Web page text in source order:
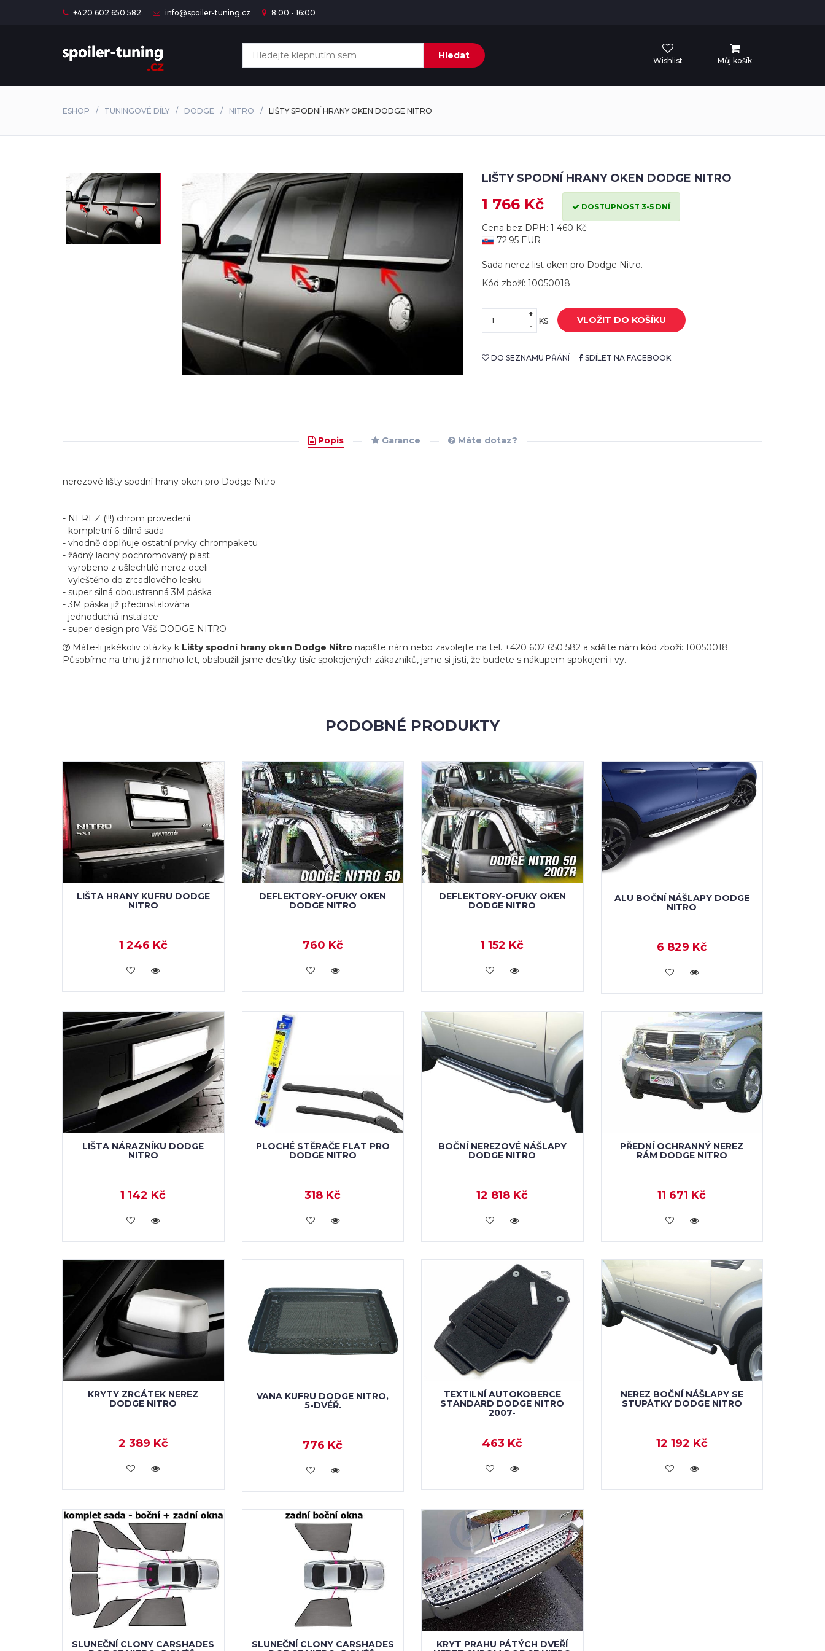
+420 602 650 582 info@spoiler-tuning.cz 8:00 - 16:00
Hledat Wishlist Můj košík
ESHOP TUNINGOVÉ DÍLY DODGE NITRO LIŠTY SPODNÍ HRANY OKEN DODGE NITRO
LIŠTY SPODNÍ HRANY OKEN DODGE NITRO
1 766 Kč DOSTUPNOST 3-5 DNÍ
Cena bez DPH: 1 460 Kč
72.95 EUR
Sada nerez list oken pro Dodge Nitro.
Kód zboží: 10050018
+
-
KS VLOŽIT DO KOŠÍKU
DO SEZNAMU PŘÁNÍ SDÍLET NA FACEBOOK
Popis Garance Máte dotaz?
nerezové lišty spodní hrany oken pro Dodge Nitro
- NEREZ (!!!) chrom provedení
- kompletní 6-dílná sada
- vhodně doplňuje ostatní prvky chrompaketu
- žádný laciný pochromovaný plast
- vyrobeno z ušlechtilé nerez oceli
- vyleštěno do zrcadlového lesku
- super silná oboustranná 3M páska
- 3M páska již předinstalována
- jednoduchá instalace
- super design pro Váš DODGE NITRO
Máte-li jakékoliv otázky k Lišty spodní hrany oken Dodge Nitro napište nám nebo zavolejte na tel. +420 602 650 582 a sdělte nám kód zboží: 10050018.
Působíme na trhu již mnoho let, obsloužili jsme desítky tisíc spokojených zákazníků, jsme si jisti, že budete s nákupem spokojeni i vy.
PODOBNÉ PRODUKTY
LIŠTA HRANY KUFRU DODGE
NITRO
1 246 Kč
KOUPIT
DEFLEKTORY-OFUKY OKEN
DODGE NITRO
760 Kč
KOUPIT
DEFLEKTORY-OFUKY OKEN
DODGE NITRO
1 152 Kč
KOUPIT
ALU BOČNÍ NÁŠLAPY DODGE
NITRO
6 829 Kč
KOUPIT
LIŠTA NÁRAZNÍKU DODGE
NITRO
1 142 Kč
KOUPIT
PLOCHÉ STĚRAČE FLAT PRO
DODGE NITRO
318 Kč
KOUPIT
BOČNÍ NEREZOVÉ NÁŠLAPY
DODGE NITRO
12 818 Kč
KOUPIT
PŘEDNÍ OCHRANNÝ NEREZ
RÁM DODGE NITRO
11 671 Kč
KOUPIT
KRYTY ZRCÁTEK NEREZ
DODGE NITRO
2 389 Kč
KOUPIT
VANA KUFRU DODGE NITRO,
5-DVÉŘ.
776 Kč
KOUPIT
TEXTILNÍ AUTOKOBERCE
STANDARD DODGE NITRO
2007-
463 Kč
KOUPIT
NEREZ BOČNÍ NÁŠLAPY SE
STUPÁTKY DODGE NITRO
12 192 Kč
KOUPIT
SLUNEČNÍ CLONY CARSHADES
SLUNEČNÍ CLONY CARSHADES
KRYT PRAHU PÁTÝCH DVEŘÍ